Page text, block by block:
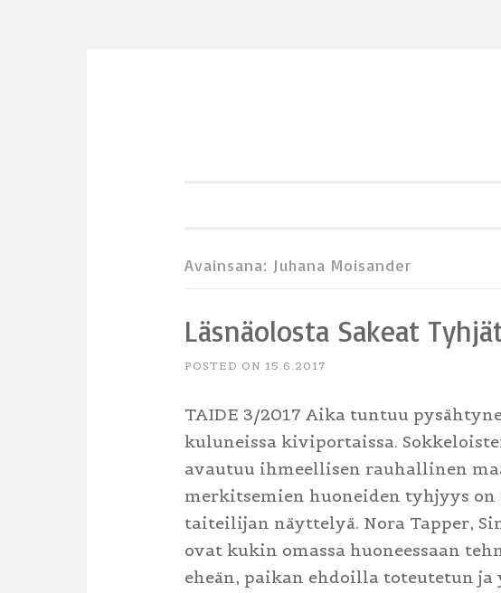
Avainsana: Juhana Moisander
Läsnäolosta Sakeat
POSTED ON 15.6.2017
TAIDE 3/2017 Aika tuntuu
kuluneissa kiviportaissa.
avautuu ihmeellisen rauhallinen
merkitsemien huoneiden tyhjyys
taiteilijan näyttelyä. Nora Tapper,
ovat kukin omassa huoneessaan
eheän, paikan ehdoilla toteutetun